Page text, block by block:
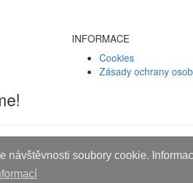
soubory cookie.
INFORMACE
Cookies
Zásady ochrany